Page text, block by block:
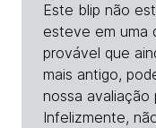
Este blip não
esteve em uma
provável que
mais antigo,
nossa
Infelizmente,